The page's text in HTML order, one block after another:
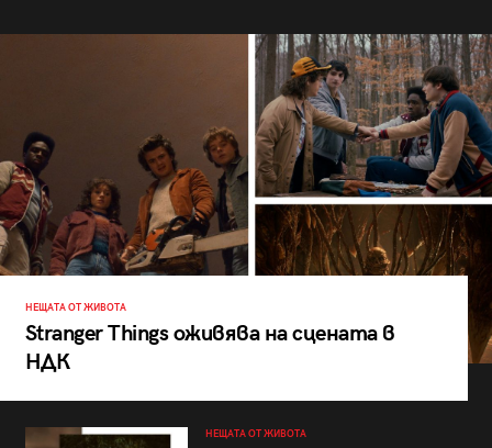
НЕЩАТА ОТ ЖИВОТА
Stranger Things оживява на сцената в
НДК
НЕЩАТА ОТ ЖИВОТА